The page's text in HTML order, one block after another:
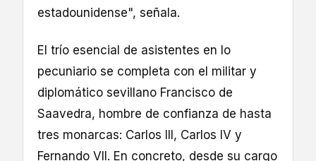
estadounidense", señala.
El trío esencial de asistentes en lo
pecuniario se completa con el militar y
diplomático sevillano Francisco de
Saavedra, hombre de confianza de hasta
tres monarcas: Carlos III, Carlos IV y
Fernando VII. En concreto, desde su cargo